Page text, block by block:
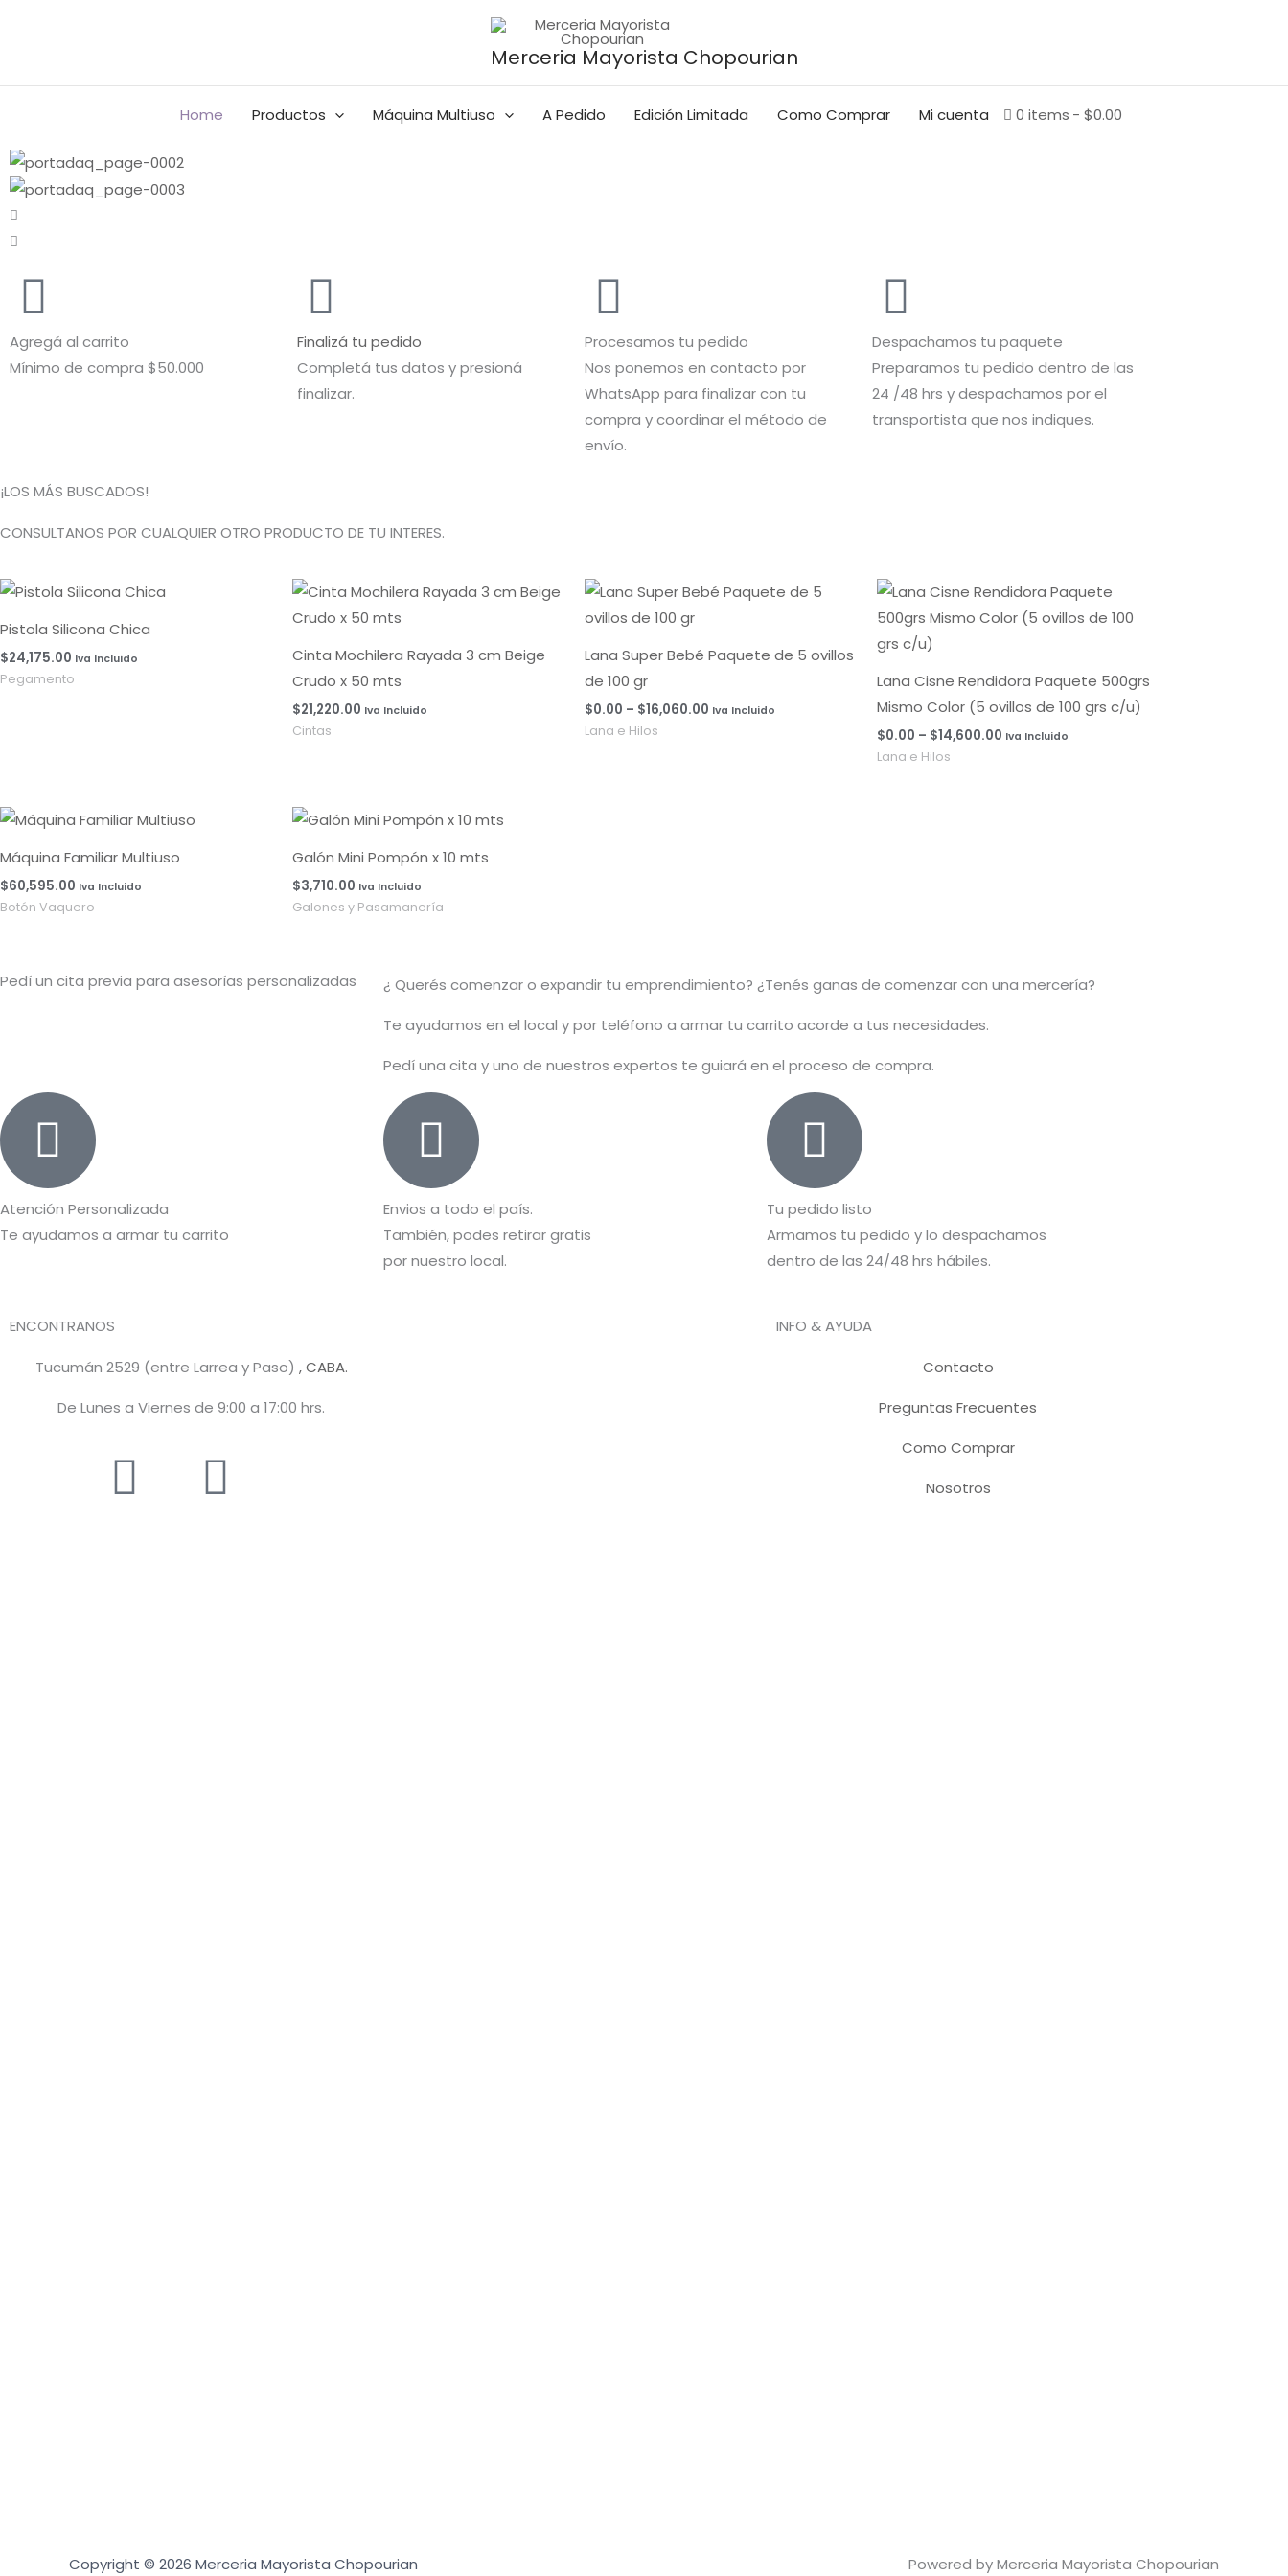
Merceria Mayorista Chopourian
Home Productos Máquina Multiuso A Pedido Edición Limitada Como Comprar Mi cuenta 0 items $0.00
Agregá al carrito
Mínimo de compra $50.000
Finalizá tu pedido
Completá tus datos y presioná
finalizar.
Procesamos tu pedido
Nos ponemos en contacto por
WhatsApp para finalizar con tu
compra y coordinar el método de
envío.
Despachamos tu paquete
Preparamos tu pedido dentro de las
24 /48 hrs y despachamos por el
transportista que nos indiques.
¡LOS MÁS BUSCADOS!
CONSULTANOS POR CUALQUIER OTRO PRODUCTO DE TU INTERES.
Pistola Silicona Chica
$24,175.00 Iva Incluido
Pegamento
Cinta Mochilera Rayada 3 cm Beige
Crudo x 50 mts
$21,220.00 Iva Incluido
Cintas
Lana Super Bebé Paquete de 5 ovillos
de 100 gr
$0.00 – $16,060.00
Rango
de
$0.00
hasta
Iva Incluido
Lana e Hilos
Lana Cisne Rendidora Paquete 500grs
Mismo Color (5 ovillos de 100 grs c/u)
$0.00 – $14,600.00
Rango
de
precios:
$14,600.00
Iva Incluido
Lana e Hilos
Máquina Familiar Multiuso
$60,595.00 Iva Incluido
Botón Vaquero
Galón Mini Pompón x 10 mts
$3,710.00 Iva Incluido
Galones y Pasamanería
Pedí un cita previa para asesorías personalizadas ¿ Querés comenzar o expandirtu emprendimiento? ¿Tenés ganas de comenzar con una mercería?
Te ayudamos en el local y por teléfono a armar tu carrito acorde a tus necesidades.
Pedí una cita y uno de nuestros expertos te guiará en el proceso de compra.
Atención Personalizada
Te ayudamos a armar tu carrito
Envios a todo el país.
También, podes retirar gratis
por nuestro local.
Tu pedido listo
Armamos tu pedido y lo despachamos
dentro de las 24/48 hrs hábiles.
ENCONTRANOS
Tucumán 2529 (entre Larrea y Paso) , CABA.
De Lunes a Viernes de 9:00 a 17:00 hrs.
INFO & AYUDA
Contacto
Preguntas Frecuentes
Como Comprar
Nosotros
Copyright © 2026 Merceria Mayorista Chopourian Powered by Merceria Mayorista Chopourian